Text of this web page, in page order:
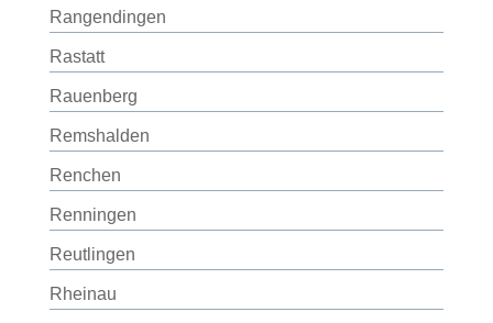
Rangendingen
Rastatt
Rauenberg
Remshalden
Renchen
Renningen
Reutlingen
Rheinau